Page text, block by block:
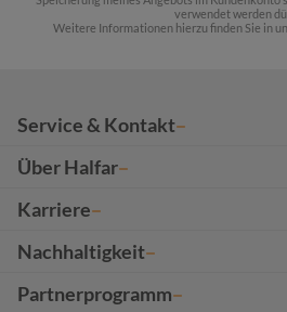
verwendet werden
Weitere Informationen hierzu finden Sie in
Service & Kontakt
Über Halfar
Karriere
Nachhaltigkeit
Partnerprogramm